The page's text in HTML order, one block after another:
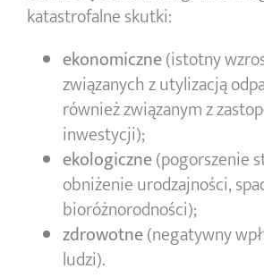
katastrofalne skutki:
ekonomiczne(istotny
związanych z utylizacją
również związanym z
inwestycji);
ekologiczne(pogorszenie
obniżenie urodzajności,
bioróżnorodności);
zdrowotne(negatywny
ludzi).